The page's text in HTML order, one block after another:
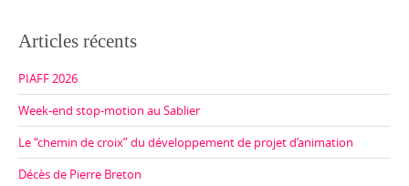
Articles récents
PIAFF 2026
Week-end stop-motion au Sablier
Le “chemin de croix” du développement de projet d’animation
Décès de Pierre Breton